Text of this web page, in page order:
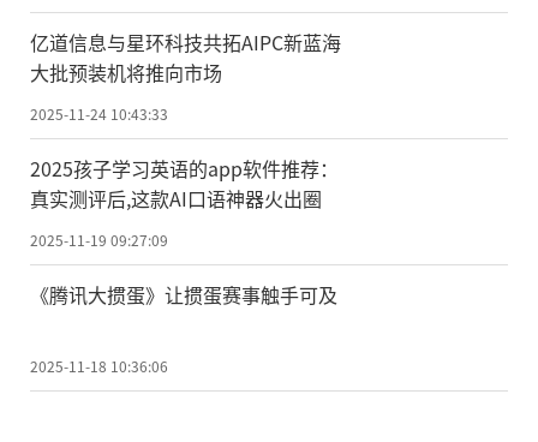
亿道信息与星环科技共拓AIPC新蓝海
大批预装机将推向市场
2025-11-24 10:43:33
2025孩子学习英语的app软件推荐：
真实测评后,这款AI口语神器火出圈
2025-11-19 09:27:09
《腾讯大掼蛋》让掼蛋赛事触手可及
2025-11-18 10:36:06